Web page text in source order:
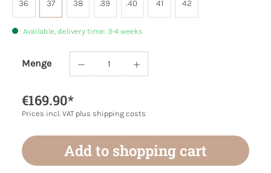
36 37 38 39 40 41 42
Available, delivery time: 3-4 weeks
Menge
Product Quantity: Enter the desired
€169.90*
Prices incl. VAT plus shipping costs
Add to shopping cart